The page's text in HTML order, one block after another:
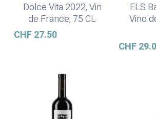
Ajouter Au Panier
Dolce Vita 2022, Vin
de France, 75 CL
CHF27.50
ELS
Vino
CHF